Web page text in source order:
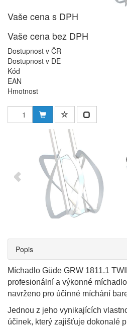
Vaše cena s DPH
Vaše cena bez DPH
Dostupnost v ČR
Dostupnost v DE
Kód
EAN
Hmotnost
Popis
Míchadlo Güde GRW 1811.1
profesionální a výkonné
navrženo pro účinné míchání
Jednou z jeho vynikajících
účinek, který zajišťuje dokonalé